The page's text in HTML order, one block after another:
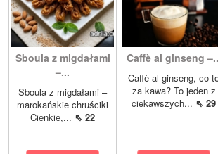
Sboula z migdałami
–...
Sboula z migdałami –
marokańskie chruściki
Cienkie,... ⇖ 22
Caffè al ginseng
Caffè al ginseng, co
za kawa? To jeden z
ciekawszych... ⇖ 29